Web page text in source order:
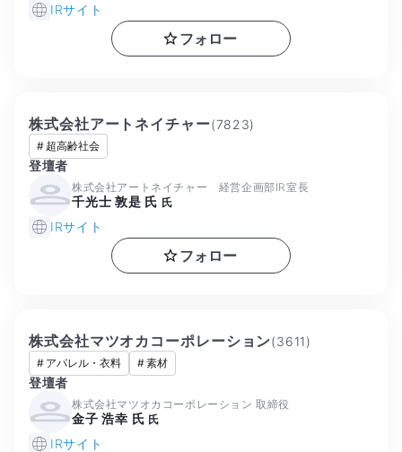
IRサイト
フォロー
株式会社アートネイチャー(7823)
# 超高齢社会
登壇者
株式会社アートネイチャー 経営企画部IR室長
千光士 敦是 氏 氏
IRサイト
フォロー
株式会社マツオカコーポレーション(3611)
# アパレル・衣料 #素材
登壇者
株式会社マツオカコーポレーション 取締役
金子 浩幸 氏 氏
IRサイト